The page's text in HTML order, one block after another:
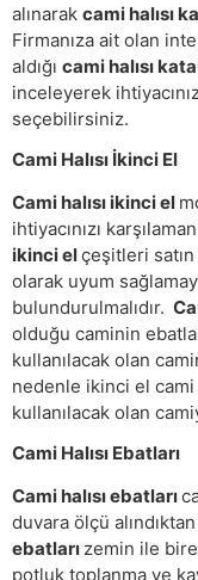
alınarak cami halısı
Firmanıza ait olan
aldığı cami halısı
inceleyerek
seçebilirsiniz.
Cami Halısı İkinci El
Cami halısı ikinci el
ihtiyacınızı
ikinci elçeşitleri satın
olarak uyum
bulundurulmalıdır.
olduğu caminin
kullanılacak olan
nedenle ikinci el cami
kullanılacak olan
Cami Halısı Ebatları
Cami halısı ebatları
duvara ölçü
ebatları zemin ile
potluk toplanma ve